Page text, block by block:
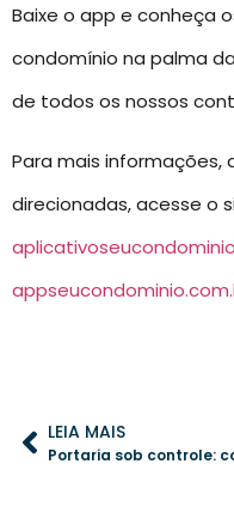
Baixe o app e conheça
condomínio na palma
de todos os nossos
Para mais
direcionadas, acesse o
LEIA MAIS